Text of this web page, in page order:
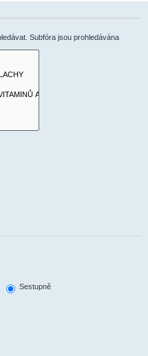
Subfóra jsou prohledávána
Sestupně